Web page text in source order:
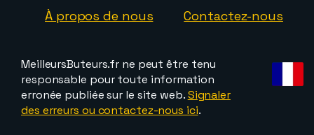
À propos de nous Contactez-nous
MeilleursButeurs.fr ne peut être tenu
responsable pour toute information
erronée publiée sur le site web.Signaler
des erreurs ou contactez-nous ici.